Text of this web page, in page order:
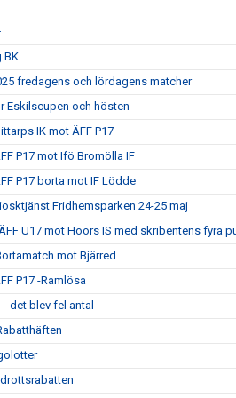
BK
fredagens och lördagens matcher
Eskilscupen och hösten
IK mot ÄFF P17
P17 mot Ifö Bromölla IF
P17 borta mot IF Lödde
Fridhemsparken 24-25 maj
U17 mot Höörs IS med skribentens fyra
mot Bjärred.
P17 -Ramlösa
det blev fel antal